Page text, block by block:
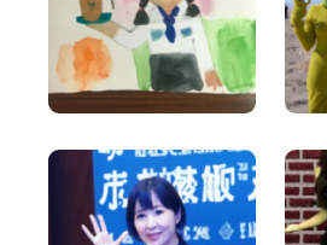
Facebook Ads Headlines
Write catchy and convincing
your Facebook Ads stand out.